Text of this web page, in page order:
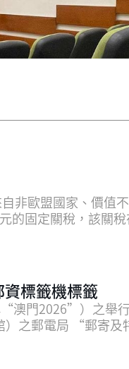
非歐盟國家、價值
的固定關稅，該關
途）"，並在海關
過45歐元的禮品須
或根據目的地實
構順利清關及派
。
標籤機標籤
澳門2026”）之舉
）之郵電局 “郵